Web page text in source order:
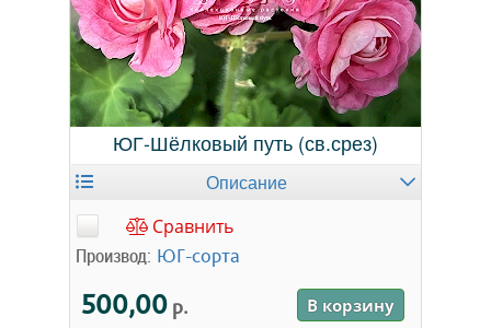
ЮГ-Шёлковый путь (св.срез)
Описание
Сравнить
Производ: ЮГ-сорта
500,00 р. В корзину